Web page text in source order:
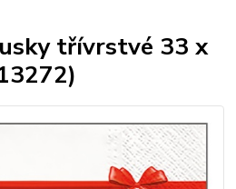
třívrstvé 33 x